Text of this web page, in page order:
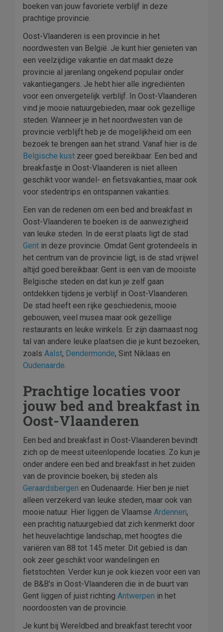
boeken van jouw favoriete verblijf in deze
prachtige provincie.
Oost-Vlaanderen is een provincie in het
noordwesten van België. Je kunt hier genieten van
een veelzijdige vakantie en dat maakt deze
provincie al jarenlang ongekend populair onder
vakantiegangers. Je hebt hier alle ingrediënten
voor een onvergetelijk verblijf. In Oost-Vlaanderen
vind je mooie natuurgebieden, maar ook gezellige
steden. Wanneer je in het noordwesten van de
provincie verblijft heb je de mogelijkheid om een
bezoek te brengen aan het strand. Vanaf hier is de
Belgische kust zeer goed bereikbaar. Een bed and
breakfastje in Oost-Vlaanderen is niet alleen
geschikt voor wandel- en fietsvakanties, maar ook
voor stedentrips en ontspannen vakanties.
Een van de redenen om een bed and breakfast in
Oost-Vlaanderen te boeken is de aanwezigheid
van leuke steden. In de eerst plaats ligt de stad
Gent in deze provincie. Omdat Gent grotendeels in
het centrum van de provincie ligt, is de stad vrijwel
altijd goed bereikbaar. Gent is een van de mooiste
Belgische steden en dat kun je zelf gaan
ontdekken tijdens je verblijf in Oost-Vlaanderen.
De stad heeft een rijke geschiedenis, mooie
gebouwen, veel musea maar ook gezellige
restaurants en leuke winkels. Er zijn daarnaast nog
tal van andere leuke plaatsen die je kunt bezoeken,
zoals Aalst, Dendermonde, Sint Niklaas en
Oudenaarde.
Prachtige locaties voor
jouw bed and breakfast in
Oost-Vlaanderen
Een bed and breakfast in Oost-Vlaanderen bevindt
zich op de meest uiteenlopende locaties. Zo kun je
onder andere een bed and breakfast in het zuiden
van de provincie boeken, bij steden als
Geraardsbergen en Oudenaarde. Hier ben je niet
alleen verzekerd van leuke steden, maar ook van
mooie natuur. Hier liggen de Vlaamse Ardennen,
een prachtig natuurgebied dat zich kenmerkt door
het heuvelachtige landschap, met hoogtes die
variëren van 88 tot 145 meter. Dit gebied is dan
ook zeer geschikt voor wandelingen en
fietstochten. Verder kun je ook kiezen voor een van
de B&B's in Oost-Vlaanderen die in de buurt van
Gent liggen of juist richting Antwerpen in het
noordoosten van de provincie.
Je kunt bij Wereldbed and breakfast terecht voor